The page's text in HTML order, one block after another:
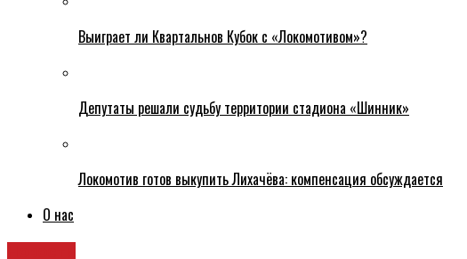
Выиграет ли Квартальнов Кубок с «Локомотивом»?
Депутаты решали судьбу территории стадиона «Шинник»
Локомотив готов выкупить Лихачёва: компенсация обсуждается
О нас